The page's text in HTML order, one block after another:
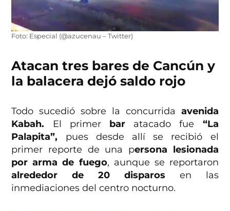
Foto: Especial (@azucenau – Twitter)
Atacan tres bares de Cancún y
la balacera dejó saldo rojo
Todo sucedió sobre la concurrida avenida
Kabah.
El primerbar atacado fue “La
Palapita”, pues desde allí se recibió el
primer reporte de una persona lesionada
por arma de fuego, aunque se reportaron
alrededor de 20 disparos en las
inmediaciones del centro nocturno.